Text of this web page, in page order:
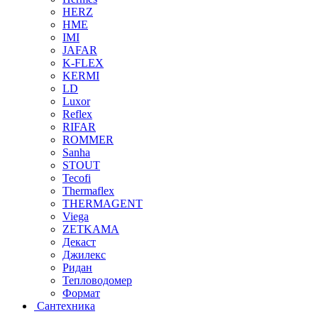
HERZ
HME
IMI
JAFAR
K-FLEX
KERMI
LD
Luxor
Reflex
RIFAR
ROMMER
Sanha
STOUT
Tecofi
Thermaflex
THERMAGENT
Viega
ZETKAMA
Декаст
Джилекс
Ридан
Тепловодомер
Формат
Сантехника